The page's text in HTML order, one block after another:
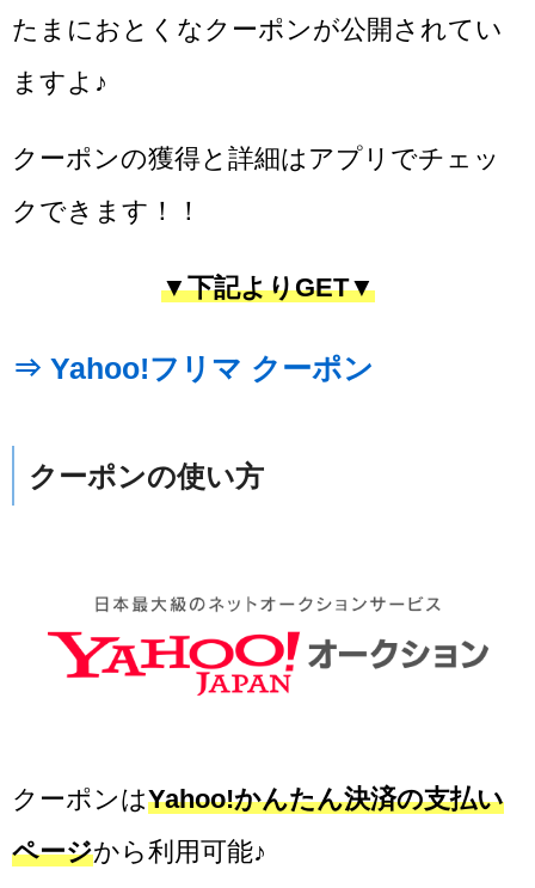
たまにおとくなクーポンが公開されてい
ますよ♪
クーポンの獲得と詳細はアプリでチェッ
クできます！！
▼下記よりGET▼
⇒ Yahoo!フリマ クーポン
クーポンの使い方
クーポンはYahoo!かんたん決済の支払い
ページから利用可能♪